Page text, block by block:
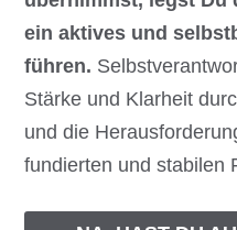
ein aktives und
führen.
Stärke und Klarheit
und die
fundierten und stabilen